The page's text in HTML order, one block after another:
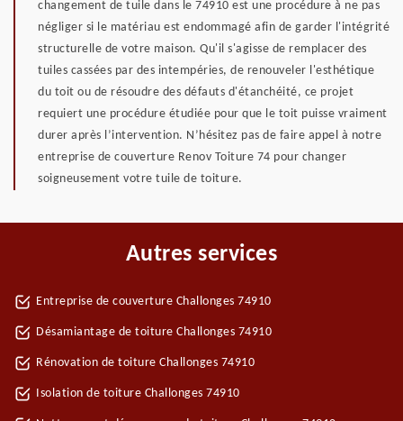
changement de tuile dans le 74910 est une procédure à ne pas
négliger si le matériau est endommagé afin de garder l'intégrité
structurelle de votre maison. Qu'il s'agisse de remplacer des
tuiles cassées par des intempéries, de renouveler l'esthétique
du toit ou de résoudre des défauts d'étanchéité, ce projet
requiert une procédure étudiée pour que le toit puisse vraiment
durer après l’intervention. N’hésitez pas de faire appel à notre
entreprise de couverture Renov Toiture 74 pour changer
soigneusement votre tuile de toiture.
Autres services
Entreprise de couverture Challonges 74910
Désamiantage de toiture Challonges 74910
Rénovation de toiture Challonges 74910
Isolation de toiture Challonges 74910